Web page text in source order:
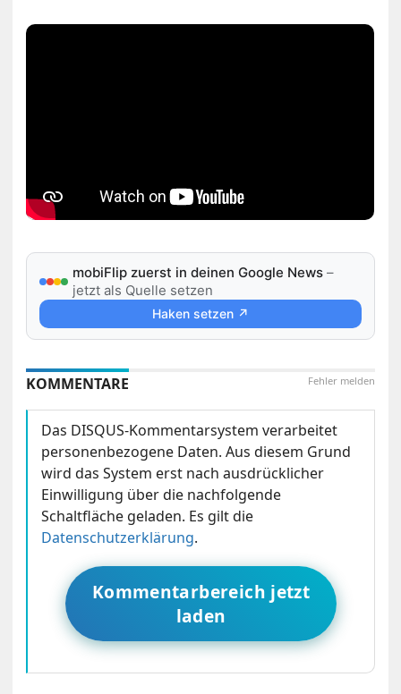
mobiFlip zuerst in deinen Google News –
jetzt als Quelle setzen
Haken setzen ↗
Fehler melden
KOMMENTARE
Das DISQUS-Kommentarsystem verarbeitet
personenbezogene Daten. Aus diesem Grund
wird das System erst nach ausdrücklicher
Einwilligung über die nachfolgende
Schaltfläche geladen. Es gilt die
Datenschutzerklärung.
Kommentarbereich jetzt
laden